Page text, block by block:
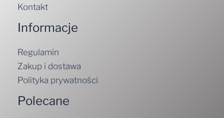
Kontakt
Informacje
Regulamin
Zakup i dostawa
Polityka prywatności
Polecane